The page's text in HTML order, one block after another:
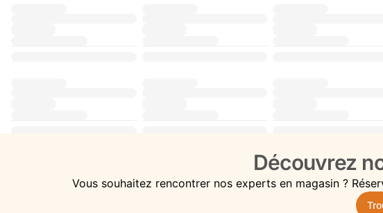
Découvrez
Vous souhaitez rencontrer nos experts en magasin ?